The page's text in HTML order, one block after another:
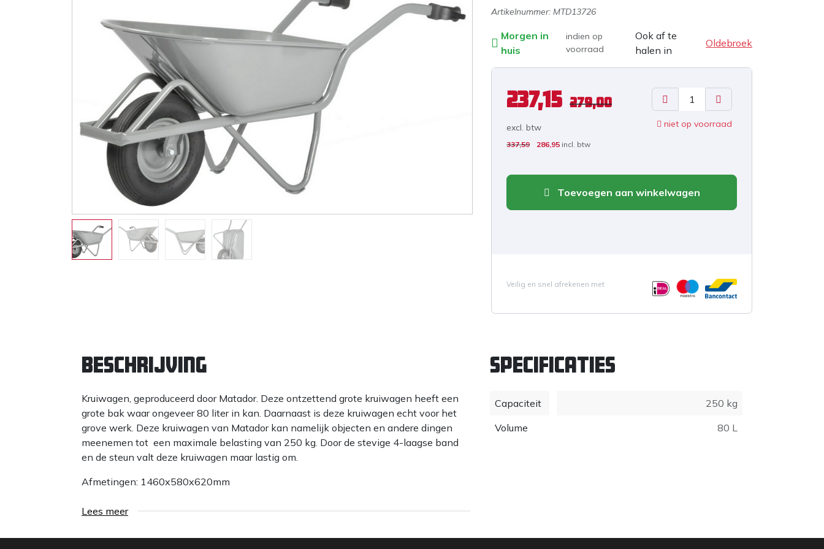
Artikelnummer: MTD13726
Morgen in
huis
indien op
voorraad
Ook af te
halen in
Oldebroek
237,15 279,00
excl. btw
337,59 286,95 incl. btw
niet op voorraad
Toevoegen aan winkelwagen
Veilig en snel afrekenen met
Beschrijving
Kruiwagen, geproduceerd door Matador. Deze ontzettend grote kruiwagen heeft een
grote bak waar ongeveer 80 liter in kan. Daarnaast is deze kruiwagen echt voor het
grove werk. Deze kruiwagen van Matador kan namelijk objecten en andere dingen
meenemen tot een maximale belasting van 250 kg. Door de stevige 4-laagse band
en de steun valt deze kruiwagen maar lastig om.
Afmetingen: 1460x580x620mm
Lees meer
Specificaties
Capaciteit
250 kg
Volume
80 L